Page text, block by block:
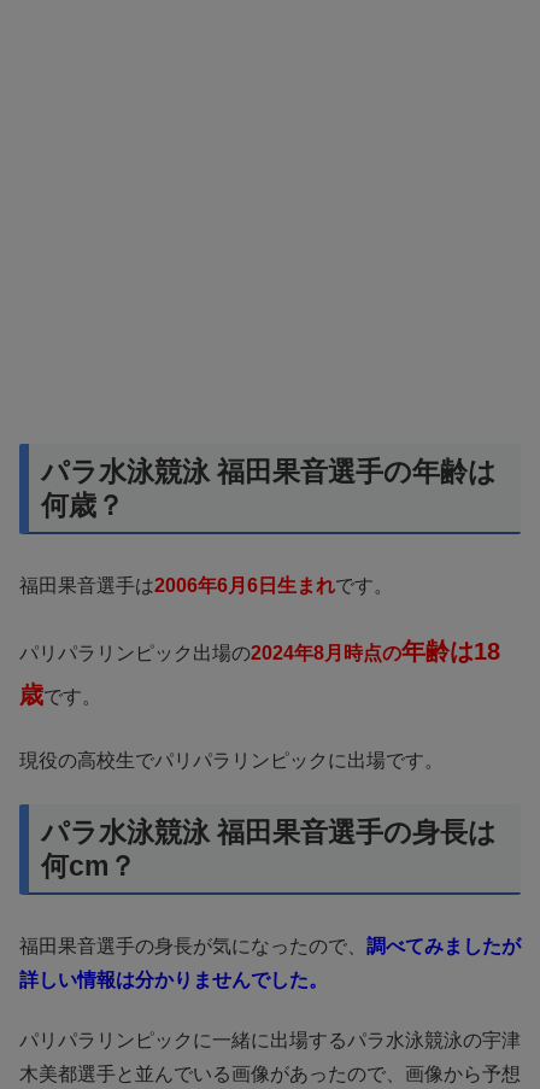
パラ水泳競泳 福田果音選手の年齢は
何歳？
福田果音選手は2006年6月6日生まれです。
パリパラリンピック出場の2024年8月時点の年齢は18
歳です。
現役の高校生でパリパラリンピックに出場です。
パラ水泳競泳 福田果音選手の身長は
何cm？
福田果音選手の身長が気になったので、 調べてみましたが
詳しい情報は分かりませんでした。
パリパラリンピックに一緒に出場するパラ水泳競泳の宇津
木美都選手と並んでいる画像があったので、画像から予想